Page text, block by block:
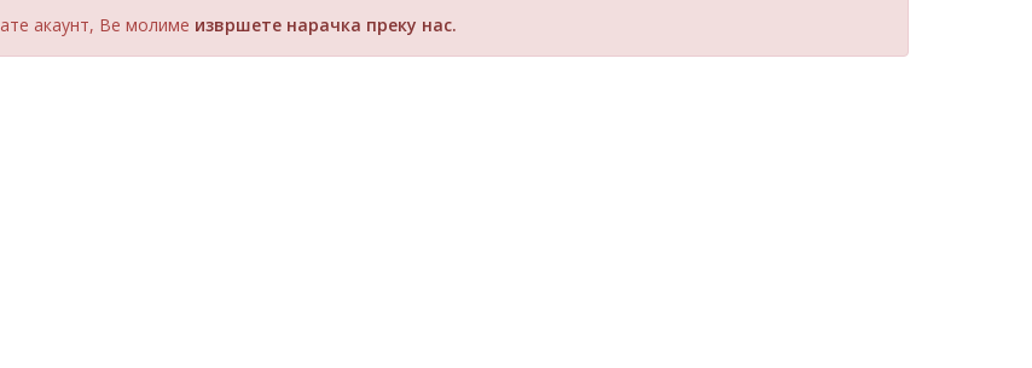
акаунт, Ве молиме извршете нарачка преку нас.